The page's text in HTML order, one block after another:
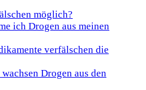
möglich?
ich Drogen aus meinen
verfälschen die
Drogen aus den